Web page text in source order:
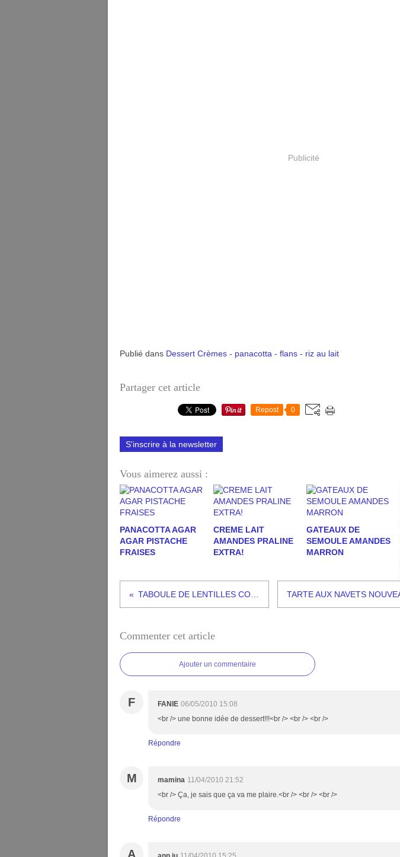
Publicité
Publié dans Dessert Crèmes - panacotta - flans - riz au lait
Partager cet article
Repost 0
S'inscrire à la newsletter
Vous aimerez aussi :
PANACOTTA AGAR
AGAR PISTACHE
FRAISES
CREME LAIT
AMANDES PRALINE
EXTRA!
GATEAUX DE
SEMOULE AMANDES
MARRON
Commenter cet article
Ajouter un commentaire
F FANIE 06/05/2010 15:08
<br /> une bonne idée de dessert!!!<br /> <br /> <br />
Répondre
M mamina 11/04/2010 21:52
<br /> Ça, je sais que ça va me plaire.<br /> <br /> <br />
Répondre
A